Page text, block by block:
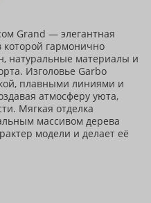
Grand — элегантная
которой гармонично
натуральные материалы и
Изголовье Garbo
плавными линиями и
атмосферу уюта,
Мягкая отделка
массивом дерева
модели и делает её